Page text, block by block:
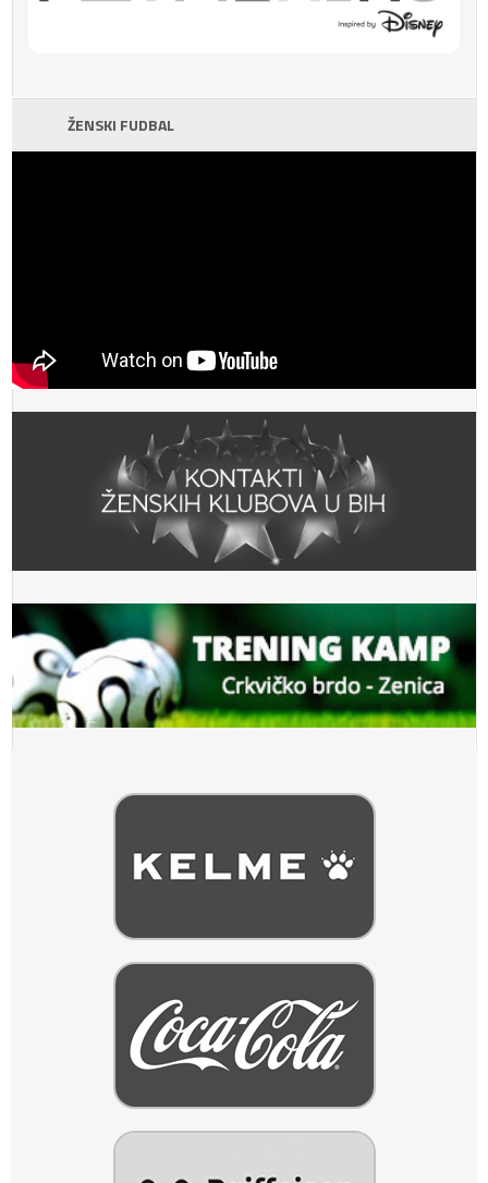
ŽENSKI FUDBAL